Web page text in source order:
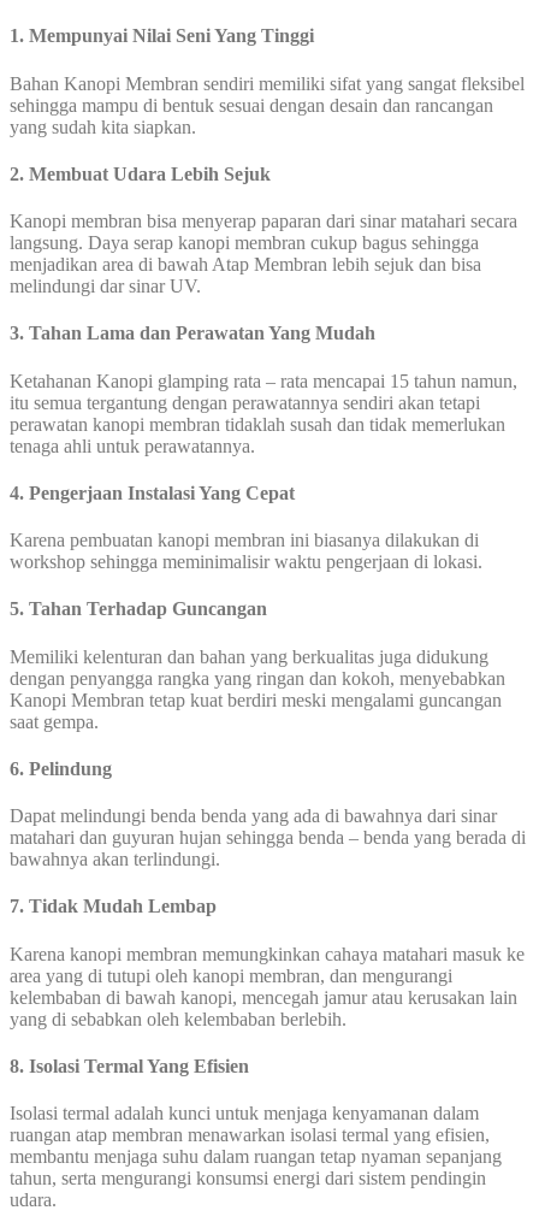
1. Mempunyai Nilai Seni Yang Tinggi
Bahan Kanopi Membran sendiri memiliki sifat yang sangat fleksibel
sehingga mampu di bentuk sesuai dengan desain dan rancangan
yang sudah kita siapkan.
2. Membuat Udara Lebih Sejuk
Kanopi membran bisa menyerap paparan dari sinar matahari secara
langsung. Daya serap kanopi membran cukup bagus sehingga
menjadikan area di bawah Atap Membran lebih sejuk dan bisa
melindungi dar sinar UV.
3. Tahan Lama dan Perawatan Yang Mudah
Ketahanan Kanopi glamping rata – rata mencapai 15 tahun namun,
itu semua tergantung dengan perawatannya sendiri akan tetapi
perawatan kanopi membran tidaklah susah dan tidak memerlukan
tenaga ahli untuk perawatannya.
4. Pengerjaan Instalasi Yang Cepat
Karena pembuatan kanopi membran ini biasanya dilakukan di
workshop sehingga meminimalisir waktu pengerjaan di lokasi.
5. Tahan Terhadap Guncangan
Memiliki kelenturan dan bahan yang berkualitas juga didukung
dengan penyangga rangka yang ringan dan kokoh, menyebabkan
Kanopi Membran tetap kuat berdiri meski mengalami guncangan
saat gempa.
6. Pelindung
Dapat melindungi benda benda yang ada di bawahnya dari sinar
matahari dan guyuran hujan sehingga benda – benda yang berada di
bawahnya akan terlindungi.
7. Tidak Mudah Lembap
Karena kanopi membran memungkinkan cahaya matahari masuk ke
area yang di tutupi oleh kanopi membran, dan mengurangi
kelembaban di bawah kanopi, mencegah jamur atau kerusakan lain
yang di sebabkan oleh kelembaban berlebih.
8. Isolasi Termal Yang Efisien
Isolasi termal adalah kunci untuk menjaga kenyamanan dalam
ruangan atap membran menawarkan isolasi termal yang efisien,
membantu menjaga suhu dalam ruangan tetap nyaman sepanjang
tahun, serta mengurangi konsumsi energi dari sistem pendingin
udara.